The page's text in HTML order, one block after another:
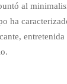
al
ha